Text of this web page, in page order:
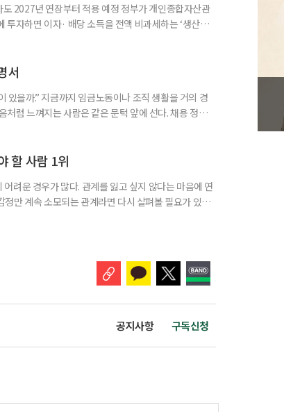
2027년 연장부터 적용 예정 정부가 개인종합자산관
자하면 이자· 배당 소득을 전액 비과세하는 ‘생산적
그대로 시행된다면 법 시행 전 본
서
있을까.” 지금까지 임금노동이나 조직 생활을 거의 경
럼 느껴지는 사람은 같은 문턱 앞에 선다. 채용 정보를
국노인인력개발원 선임연구위
할 사람 1위
려운 경우가 많다. 관계를 잃고 싶지 않다는 마음에 연
만 계속 소모되는 관계라면 다시 살펴볼 필요가 있다.
공지사항 구독신청